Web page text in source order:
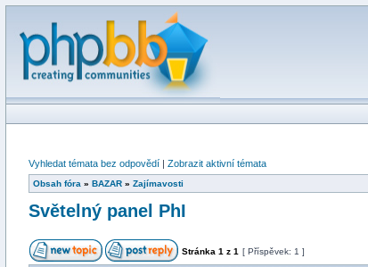
Vyhledat témata bez odpovědí | Zobrazit aktivní témata
Obsah fóra » BAZAR » Zajímavosti
Světelný panel PhI
Stránka 1 z 1 [ Příspěvek: 1 ]